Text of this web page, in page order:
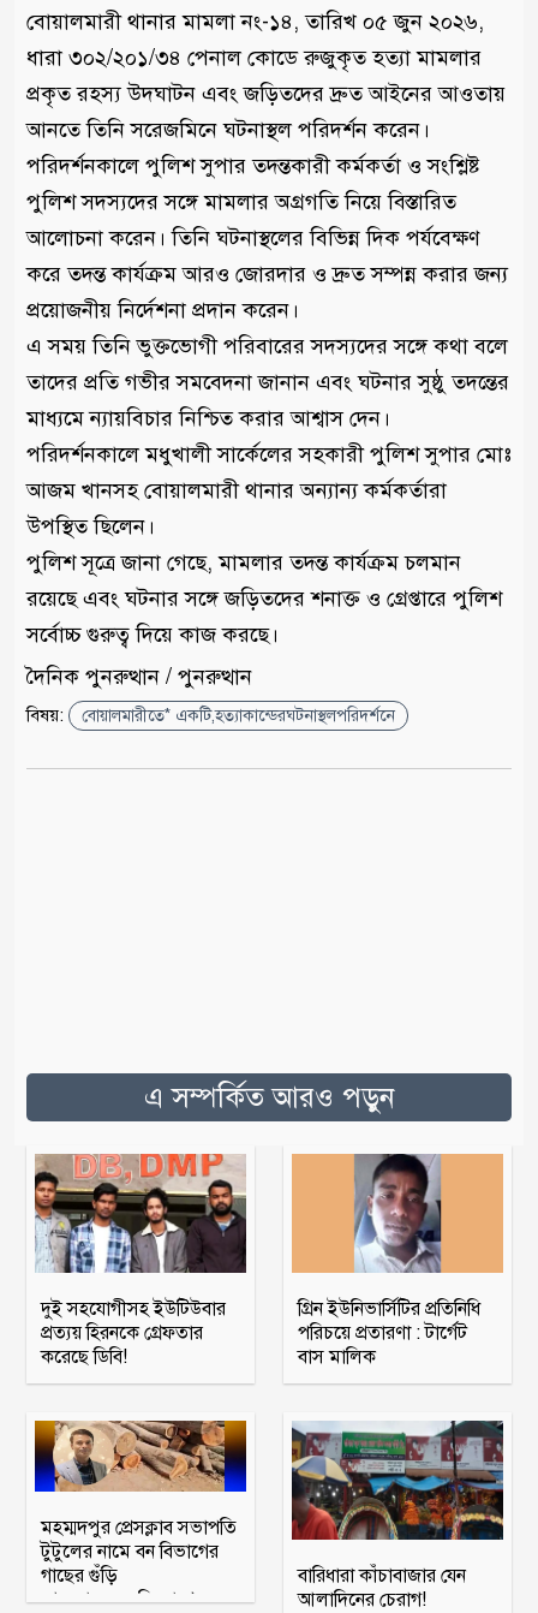
বোয়ালমারী থানার মামলা নং-১৪, তারিখ ০৫ জুন ২০২৬,
ধারা ৩০২/২০১/৩৪ পেনাল কোডে রুজুকৃত হত্যা মামলার
প্রকৃত রহস্য উদঘাটন এবং জড়িতদের দ্রুত আইনের আওতায়
আনতে তিনি সরেজমিনে ঘটনাস্থল পরিদর্শন করেন।
পরিদর্শনকালে পুলিশ সুপার তদন্তকারী কর্মকর্তা ও সংশ্লিষ্ট
পুলিশ সদস্যদের সঙ্গে মামলার অগ্রগতি নিয়ে বিস্তারিত
আলোচনা করেন। তিনি ঘটনাস্থলের বিভিন্ন দিক পর্যবেক্ষণ
করে তদন্ত কার্যক্রম আরও জোরদার ও দ্রুত সম্পন্ন করার জন্য
প্রয়োজনীয় নির্দেশনা প্রদান করেন।
এ সময় তিনি ভুক্তভোগী পরিবারের সদস্যদের সঙ্গে কথা বলে
তাদের প্রতি গভীর সমবেদনা জানান এবং ঘটনার সুষ্ঠু তদন্তের
মাধ্যমে ন্যায়বিচার নিশ্চিত করার আশ্বাস দেন।
পরিদর্শনকালে মধুখালী সার্কেলের সহকারী পুলিশ সুপার মোঃ
আজম খানসহ বোয়ালমারী থানার অন্যান্য কর্মকর্তারা
উপস্থিত ছিলেন।
পুলিশ সূত্রে জানা গেছে, মামলার তদন্ত কার্যক্রম চলমান
রয়েছে এবং ঘটনার সঙ্গে জড়িতদের শনাক্ত ও গ্রেপ্তারে পুলিশ
সর্বোচ্চ গুরুত্ব দিয়ে কাজ করছে।
দৈনিক পুনরুত্থান / পুনরুত্থান
বিষয়: বোয়ালমারীতে* একটি,হত্যাকান্ডেরঘটনাস্থলপরিদর্শনে
এ সম্পর্কিত আরও পড়ুন
দুই সহযোগীসহ ইউটিউবার
প্রত্যয় হিরনকে গ্রেফতার
করেছে ডিবি!
গ্রিন ইউনিভার্সিটির প্রতিনিধি
পরিচয়ে প্রতারণা : টার্গেট
বাস মালিক
মহম্মদপুর প্রেসক্লাব সভাপতি
টুটুলের নামে বন বিভাগের
গাছের গুঁড়ি
আত্মসাতের অভিযোগে
বারিধারা কাঁচাবাজার যেন
আলাদিনের চেরাগ!